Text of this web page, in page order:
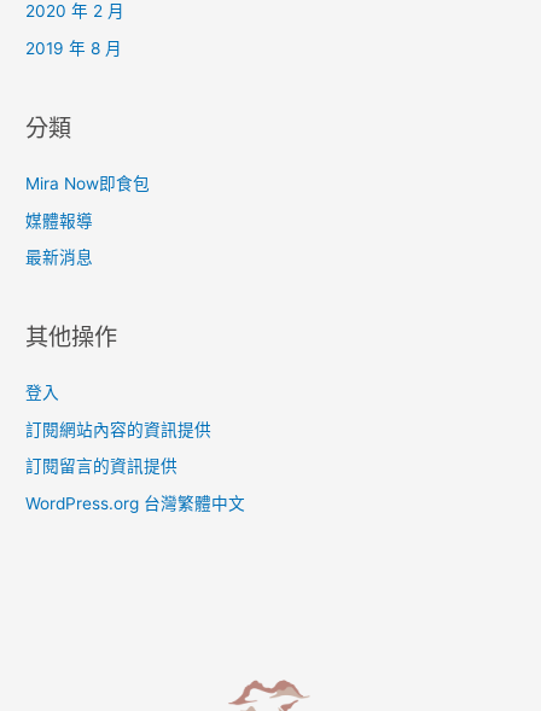
2020 年 2 月
2019 年 8 月
分類
Mira Now即食包
媒體報導
最新消息
其他操作
登入
訂閱網站內容的資訊提供
訂閱留言的資訊提供
WordPress.org 台灣繁體中文